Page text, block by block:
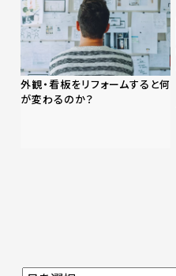
外観・看板をリフォームすると何
が変わるのか？